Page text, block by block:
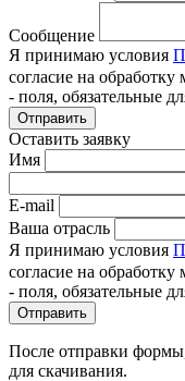
Сообщение
Я принимаю условия
согласие на
- поля, обязательные
Отправить
Оставить заявку
Имя
E-mail
Ваша отрасль
Я принимаю условия
согласие на
- поля, обязательные
Отправить
После отправки
для скачивания.